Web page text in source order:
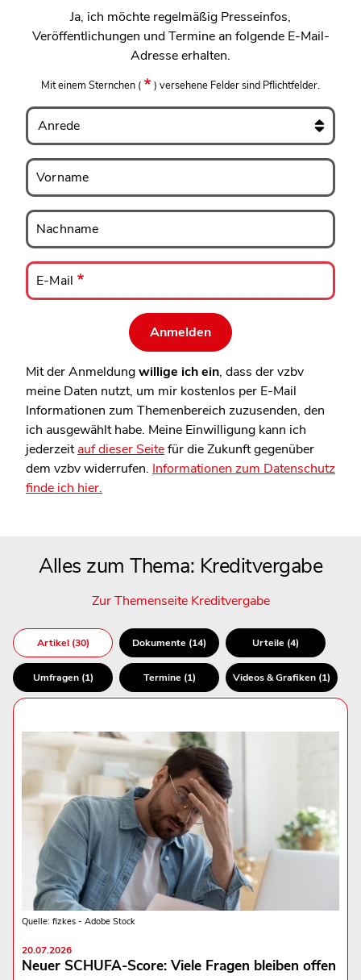
Ja, ich möchte regelmäßig Presseinfos,
Veröffentlichungen und Termine an folgende E-Mail-
Adresse erhalten.
Mit einem Sternchen ( ) versehene Felder sind Pflichtfelder.
Anrede
Vorname
Vorname
Nachname
Nachname
E-
Mail
E-Mail
Mit der Anmeldungwillige ich ein, dass der vzbv
meine Daten nutzt, um mir kostenlos per E-Mail
Informationen zum Themenbereich zuzusenden, den
ich ausgewählt habe. Meine Einwilligung kann ich
jederzeitauf dieser Seitefür die Zukunft gegenüber
dem vzbv widerrufen. Informationen zum Datenschutz
finde ich hier.
Alles zum Thema: Kreditvergabe
Zur Themenseite Kreditvergabe
Artikel (30) Dokumente (14) Urteile (4)
Umfragen (1) Termine (1) Videos & Grafiken (1)
Quelle: fizkes - Adobe Stock
20.07.2026
Neuer SCHUFA-Score: Viele Fragen bleiben offen